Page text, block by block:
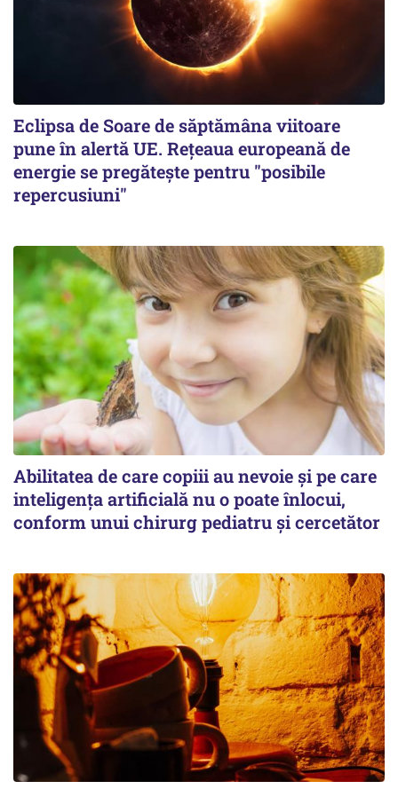
Eclipsa de Soare de săptămâna viitoare
pune în alertă UE. Rețeaua europeană de
energie se pregătește pentru "posibile
repercusiuni"
Abilitatea de care copiii au nevoie și pe care
inteligența artificială nu o poate înlocui,
conform unui chirurg pediatru și cercetător